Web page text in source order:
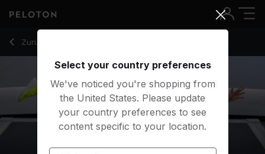
Zurück zu Kraftkurse
Zurück
20 Min Strength Roll Call: Bodyweight with Shoulder Taps -
Select your country preferences
We've noticed you're shopping from
the United States. Please update
your country preferences to see
content specific to your location.